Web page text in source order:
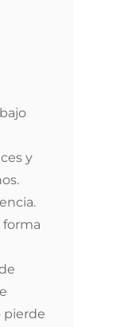
y
forma
pierde